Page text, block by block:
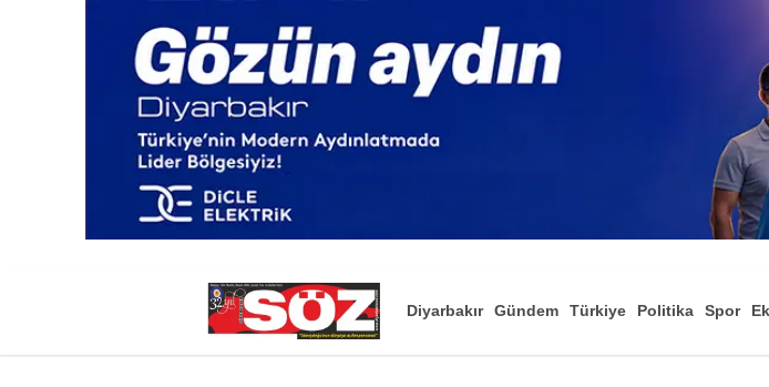
Diyarbakır Gündem Türkiye Politika Spor